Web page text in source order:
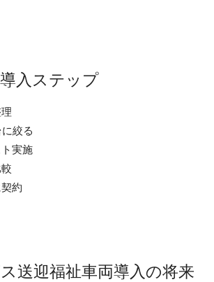
入ステップ
絞る
実施
約
送迎福祉車両導入の将来